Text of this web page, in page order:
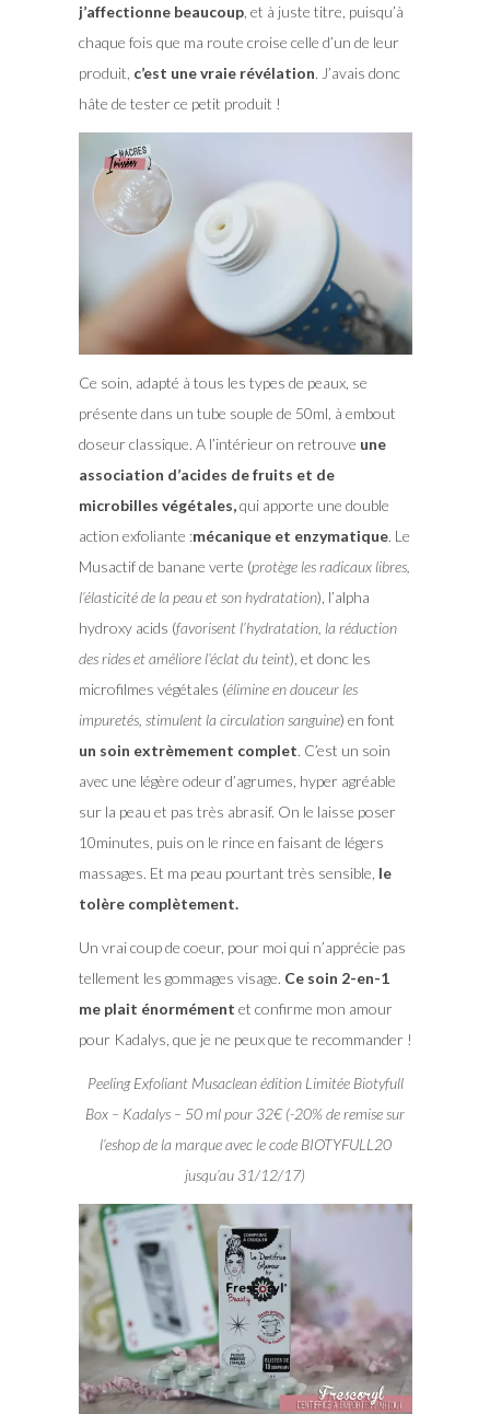
j’affectionne beaucoup, et à juste titre, puisqu’à
chaque fois que ma route croise celle d’un de leur
produit, c’est une vraie révélation. J’avais donc
hâte de tester ce petit produit !
Ce soin, adapté à tous les types de peaux, se
présente dans un tube souple de 50ml, à embout
doseur classique. A l’intérieur on retrouve une
association d’acides de fruits et de
microbilles végétales,qui apporte une double
action exfoliante :mécanique et enzymatique. Le
Musactif de banane verte (protège les radicaux libres,
l’élasticité de la peau et son hydratation), l’alpha
hydroxy acids (favorisent l’hydratation, la réduction
des rides et améliore l’éclat du teint), et donc les
microfilmes végétales (élimine en douceur les
impuretés, stimulent la circulation sanguine) en font
un soin extrèmement complet. C’est un soin
avec une légère odeur d’agrumes, hyper agréable
sur la peau et pas très abrasif. On le laisse poser
10minutes, puis on le rince en faisant de légers
massages. Et ma peau pourtant très sensible, le
tolère complètement.
Un vrai coup de coeur, pour moi qui n’apprécie pas
tellement les gommages visage. Ce soin 2-en-1
me plait énormément et confirme mon amour
pour Kadalys, que je ne peux que te recommander !
Peeling Exfoliant Musaclean édition Limitée Biotyfull
Box – Kadalys – 50 ml pour 32€ (-20% de remise sur
l’eshop de la marque avec le code BIOTYFULL20
jusqu’au 31/12/17)